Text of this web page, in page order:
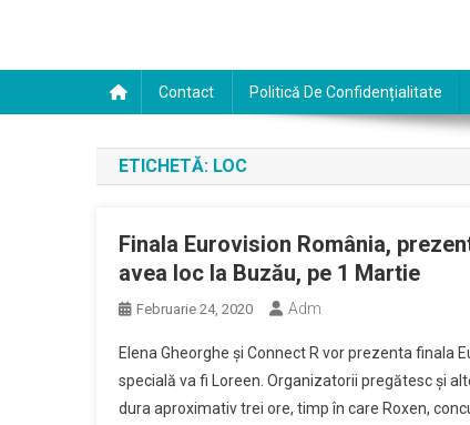
Contact Politică De Confidențialitate
ETICHETĂ: LOC
Finala Eurovision România,
avea loc la Buzău, pe 1 Martie
Februarie 24, 2020 Adm
Elena Gheorghe şi Connect R vor prezenta finala
specială va fi Loreen. Organizatorii pregătesc şi
dura aproximativ trei ore, timp în care Roxen,